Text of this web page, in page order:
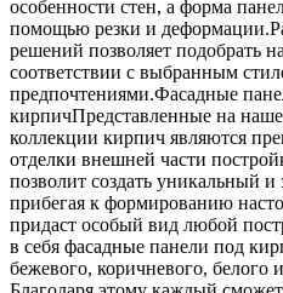
особенности стен, а форма
помощью резки и
решений позволяет подобрать
соответствии с выбранным
предпочтениями.Фасадные
кирпичПредставленные на
коллекции кирпич являются
отделки внешней части
позволит создать уникальный
прибегая к формированию
придаст особый вид любой
в себя фасадные панели под
бежевого, коричневого, белого